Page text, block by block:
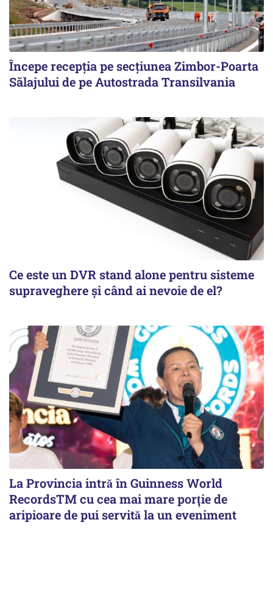
Începe recepţia pe secţiunea Zimbor-Poarta
Sălajului de pe Autostrada Transilvania
Ce este un DVR stand alone pentru sisteme
supraveghere și când ai nevoie de el?
La Provincia intră în Guinness World
RecordsTM cu cea mai mare porție de
aripioare de pui servită la un eveniment